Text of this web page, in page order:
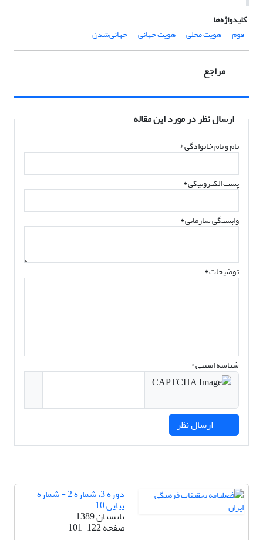
کلیدواژه‌ها
قوم
هویت محلی هویت جهانی جهانی‌شدن
مراجع
ارسال نظر در مورد این مقاله
نام و نام خانوادگی*
پست الکترونیکی*
وابستگی سازمانی *
توضیحات *
شناسه امنیتی *
دوره 3، شماره 2 - شماره
پیاپی 10
تابستان 1389
صفحه101-122